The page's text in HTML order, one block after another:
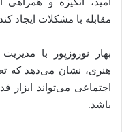
مقابله با مشکلات ایجاد
بهار نوروزپور با
هنری، نشان می‌دهد که
اجتماعی می‌تواند
باشد.